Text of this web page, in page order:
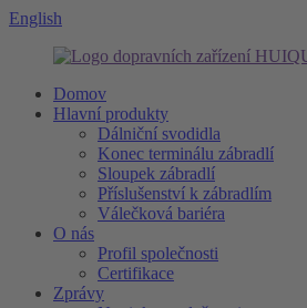
English
Domov
Hlavní produkty
Dálniční svodidla
Konec terminálu zábradlí
Sloupek zábradlí
Příslušenství k zábradlím
Válečková bariéra
O nás
Profil společnosti
Certifikace
Zprávy